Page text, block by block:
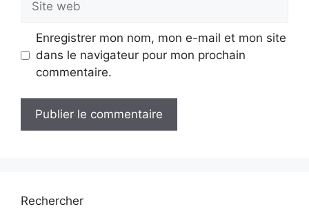
web
Enregistrer mon nom, mon e-mail et mon site
dans le navigateur pour mon prochain
commentaire.
Rechercher